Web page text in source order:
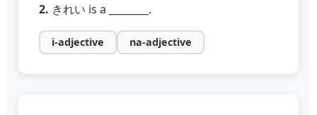
2. きれい is a ________.
i‑adjective na‑adjective